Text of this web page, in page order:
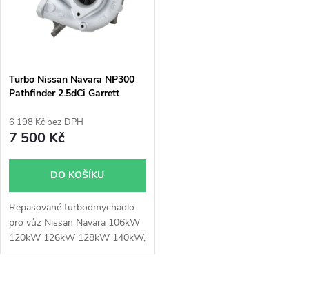
p
r
o
d
u
k
s
p
r
d
u
Turbo Nissan Navara NP300
Pathfinder 2.5dCi Garrett
6 198 Kč bez DPH
7 500 Kč
DO KOŠÍKU
Repasované turbodmychadlo
pro vůz Nissan Navara 106kW
120kW 126kW 128kW 140kW,
NP300 98kW 106kW,